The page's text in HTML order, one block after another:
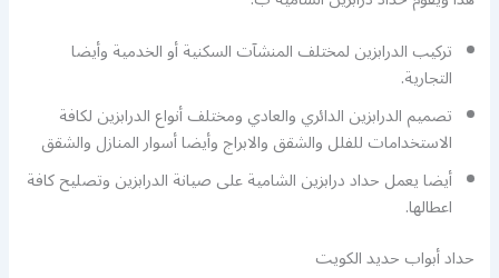
تركيب الدرابزين لمختلف المنشآت السكنية أو الخدمية وأيضا
التجارية.
تصميم الدرابزين الدائري والعادي ومختلف أنواع الدرابزين لكافة
الاستخدامات للفلل والشقق والابراج وأيضا أسوار المنازل والشقق
أيضا يعمل حداد درابزين الشامية على صيانة الدرابزين وتصليح كافة
اعطالها.
حداد أبواب حديد الكويت